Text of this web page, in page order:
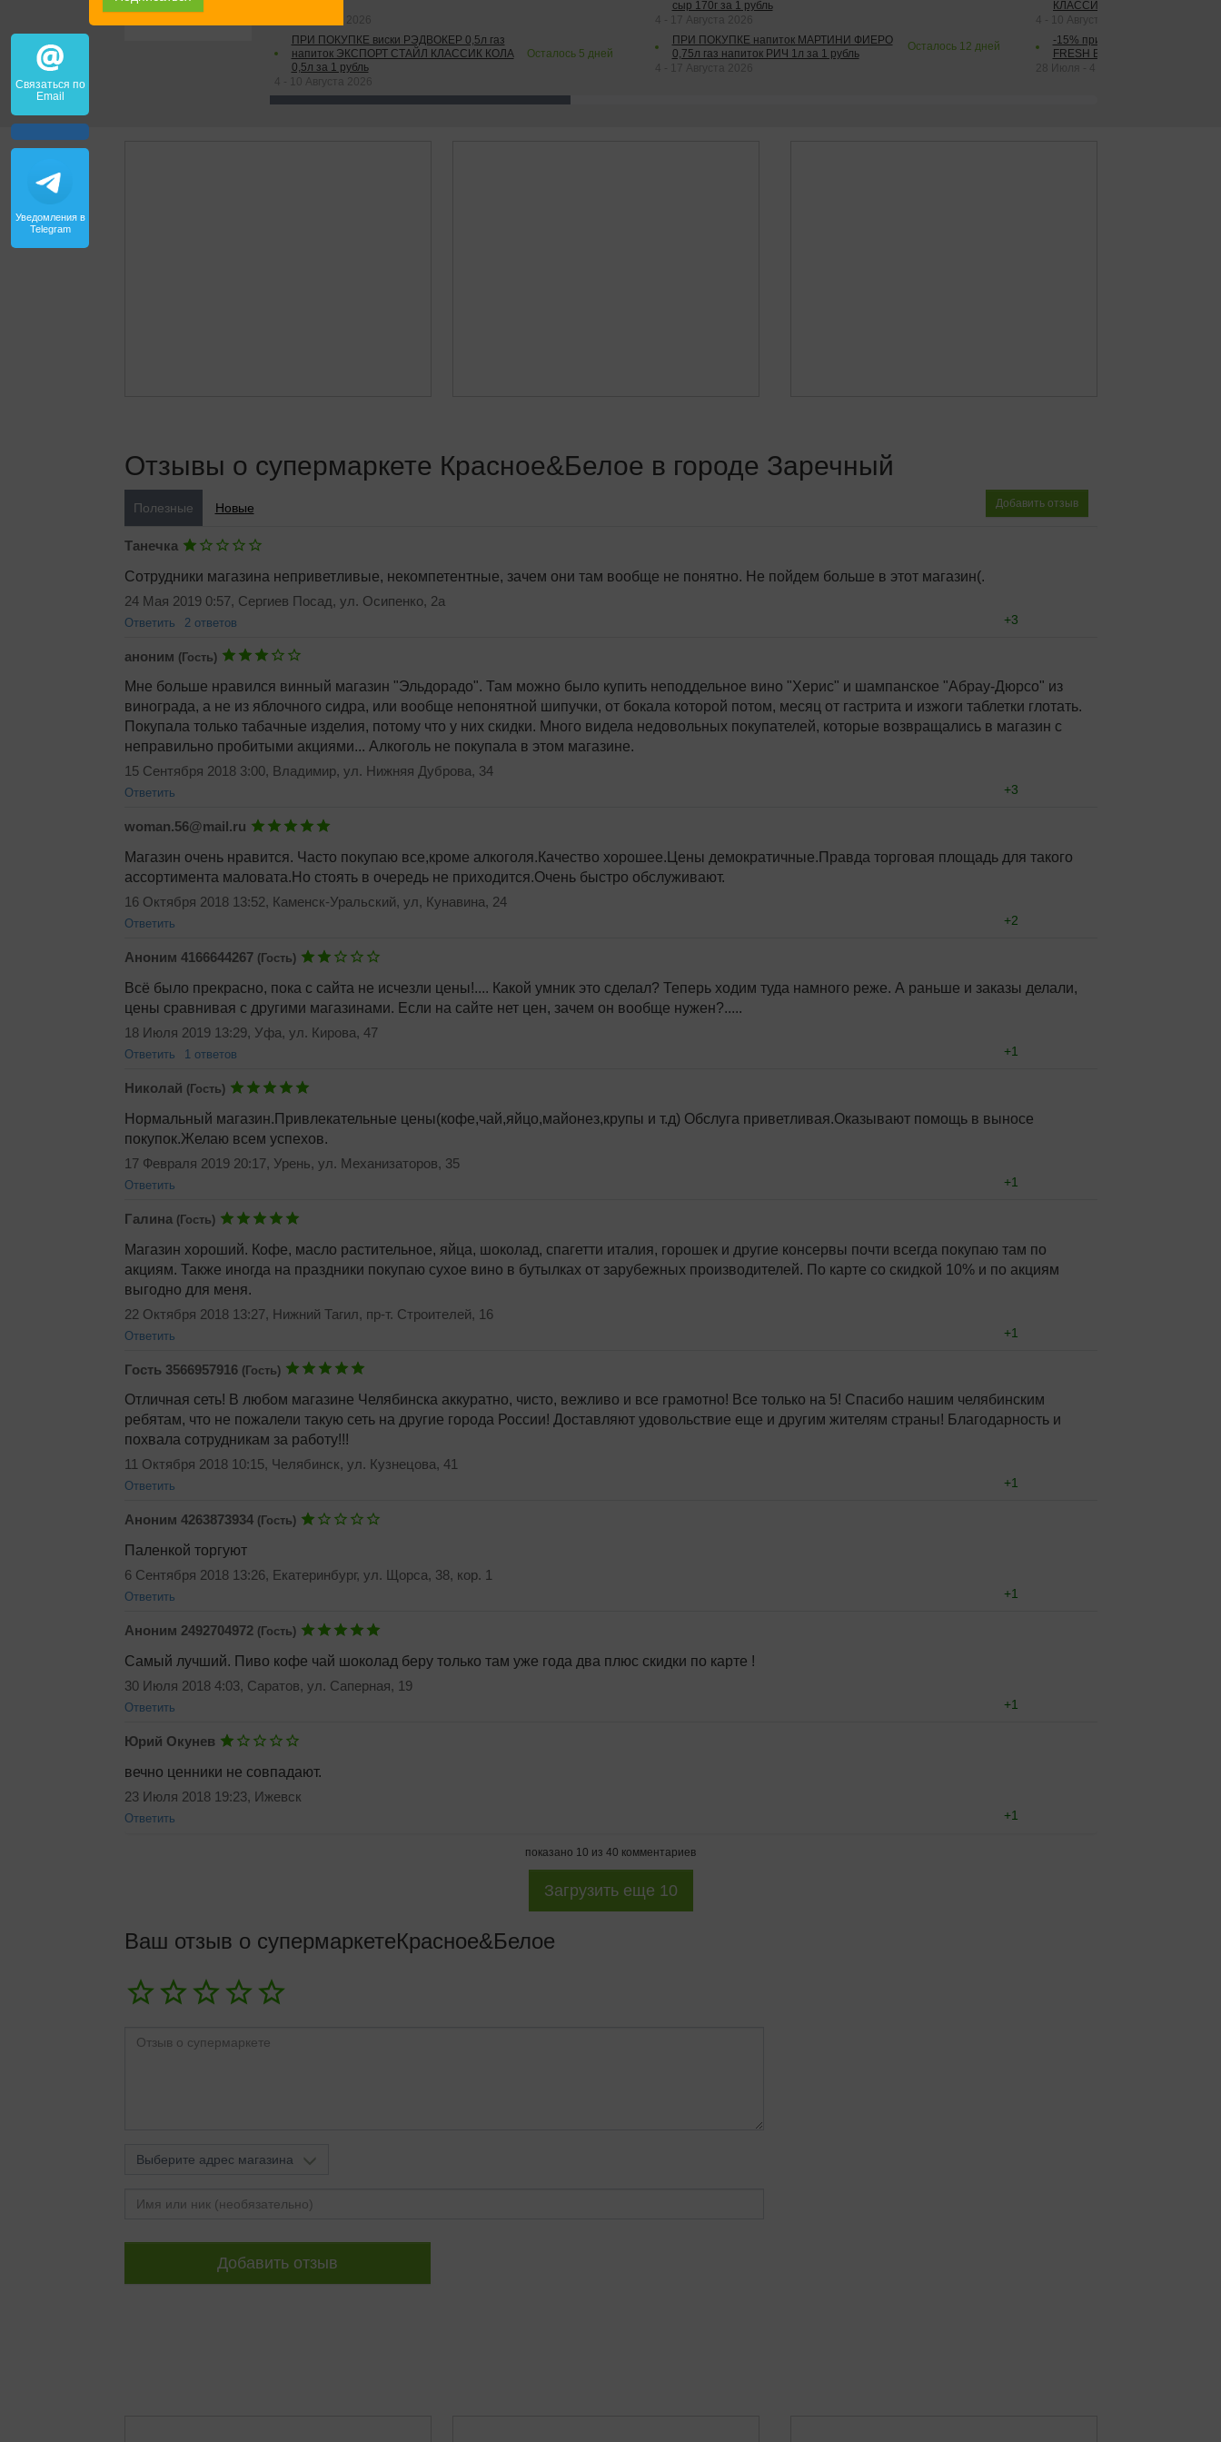
4 - 11 Августа 2026
ПРИ ПОКУПКЕ виски РЭДВОКЕР 0,5л газ
напиток ЭКСПОРТ СТАЙЛ КЛАССИК КОЛА
0,5л за 1 рубль
Осталось 5 дней
4 - 10 Августа 2026
сыр 170г за 1 рубль
4 - 17 Августа 2026
ПРИ ПОКУПКЕ напиток МАРТИНИ ФИЕРО
0,75л газ напиток РИЧ 1л за 1 рубль
Осталось 12 дней
4 - 17 Августа 2026
КЛАССИК КОЛА 1 л за 1 рубль
4 - 10 Августа 2026
-15% при покупке от 2-х штук
FRESH BAR КОЛА в
28 Июля - 4 Октября 2026
Отзывы о супермаркете Красное&Белое в городе Заречный
Добавить отзыв
Полезные Новые
Танечка
Сотрудники магазина неприветливые, некомпетентные, зачем они там вообще не понятно. Не пойдем больше в этот магазин(.
24 Мая 2019 0:57, Сергиев Посад, ул. Осипенко, 2а
Ответить 2 ответов +3
Аноним 2428019354
26 Апреля 2020 16:17, Кваркено
Ответить
+0
Аноним 2428019354 (Гость)
Фу стыд и соам, особенно тяатьяна помойму не одного не пропустит мимио газ выисксвает ноаого0
26 Апреля 2020 16:20, Кваркено
+0
аноним (Гость)
Мне больше нравился винный магазин "Эльдорадо". Там можно было купить неподдельное вино "Херис" и шампанское "Абрау-Дюрсо" из
винограда, а не из яблочного сидра, или вообще непонятной шипучки, от бокала которой потом, месяц от гастрита и изжоги таблетки глотать.
Покупала только табачные изделия, потому что у них скидки. Много видела недовольных покупателей, которые возвращались в магазин с
неправильно пробитыми акциями... Алкоголь не покупала в этом магазине.
15 Сентября 2018 3:00, Владимир, ул. Нижняя Дуброва, 34
Ответить +3
woman.56@mail.ru
Магазин очень нравится. Часто покупаю все,кроме алкоголя.Качество хорошее.Цены демократичные.Правда торговая площадь для такого
ассортимента маловата.Но стоять в очередь не приходится.Очень быстро обслуживают.
16 Октября 2018 13:52, Каменск-Уральский, ул, Кунавина, 24
Ответить +2
Аноним 4166644267 (Гость)
Всё было прекрасно, пока с сайта не исчезли цены!.... Какой умник это сделал? Теперь ходим туда намного реже. А раньше и заказы делали,
цены сравнивая с другими магазинами. Если на сайте нет цен, зачем он вообще нужен?.....
18 Июля 2019 13:29, Уфа, ул. Кирова, 47
Ответить 1 ответов +1
Аноним 2428019354
26 Апреля 2020 16:22, Кваркено
Ответить
Николай (Гость)
Нормальный магазин.Привлекательные цены(кофе,чай,яйцо,майонез,крупы и т.д) Обслуга приветливая.Оказывают помощь в выносе
покупок.Желаю всем успехов.
17 Февраля 2019 20:17, Урень, ул. Механизаторов, 35
Ответить +1
Галина (Гость)
Магазин хороший. Кофе, масло растительное, яйца, шоколад, спагетти италия, горошек и другие консервы почти всегда покупаю там по
акциям. Также иногда на праздники покупаю сухое вино в бутылках от зарубежных производителей. По карте со скидкой 10% и по акциям
выгодно для меня.
22 Октября 2018 13:27, Нижний Тагил, пр-т. Строителей, 16
Ответить +1
Гость 3566957916 (Гость)
Отличная сеть! В любом магазине Челябинска аккуратно, чисто, вежливо и все грамотно! Все только на 5! Спасибо нашим челябинским
ребятам, что не пожалели такую сеть на другие города России! Доставляют удовольствие еще и другим жителям страны! Благодарность и
похвала сотрудникам за работу!!!
11 Октября 2018 10:15, Челябинск, ул. Кузнецова, 41
Ответить +1
Добавить ответ
Аноним 4263873934 (Гость)
Паленкой торгуют
6 Сентября 2018 13:26, Екатеринбург, ул. Щорса, 38, кор. 1
Ответить +1
Добавить ответ
Аноним 2492704972 (Гость)
Самый лучший. Пиво кофе чай шоколад беру только там уже года два плюс скидки по карте !
30 Июля 2018 4:03, Саратов, ул. Саперная, 19
Ответить +1
Юрий Окунев
вечно ценники не совпадают.
23 Июля 2018 19:23, Ижевск
Ответить +1
показано 10 из 40 комментариев
Загрузить еще 10
Ваш отзыв о супермаркетеКрасное&Белое
Выберите адрес магазина
Добавить отзыв
Связаться по
Email
Уведомления в
Telegram